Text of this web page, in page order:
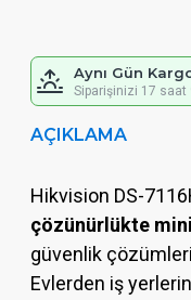
Aynı Gün
Siparişinizi 17 saat
AÇIKLAMA
Hikvision DS-
çözünürlükte mini
güvenlik
Evlerden iş